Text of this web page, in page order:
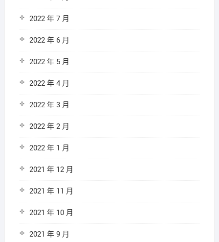
2022 年 7 月
2022 年 6 月
2022 年 5 月
2022 年 4 月
2022 年 3 月
2022 年 2 月
2022 年 1 月
2021 年 12 月
2021 年 11 月
2021 年 10 月
2021 年 9 月